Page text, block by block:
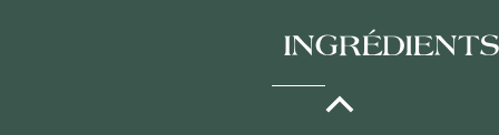
conserver
INGRÉDIENTS